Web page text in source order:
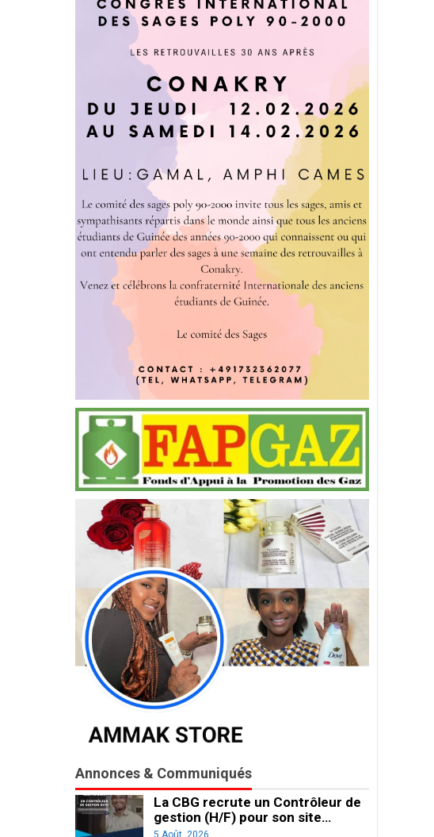
Annonces & Communiqués
La CBG recrute un Contrôleur de
gestion (H/F) pour son site…